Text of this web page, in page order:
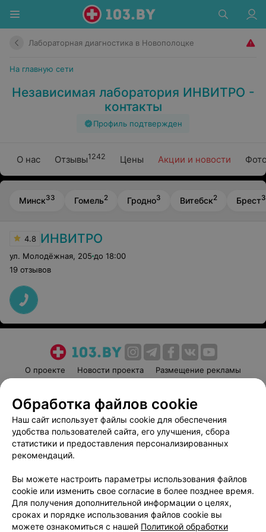
Лабораторная диагностика в Новополоцке
На главную сети
Независимая лаборатория ИНВИТРО -
контакты
Профиль подтвержден
О нас Отзывы1242 Цены Акции и новости
Минск33 Гомель2 Гродно3 Витебск2 Брест3
4.8 ИНВИТРО
ул. Молодёжная 205 до 18:00
19 отзывов
О проекте Новости проекта
Размещение рекламы
Пользовательское соглашение
Способы оплаты
Вакансии
Партнеры
Написать руководителю 103.by
Обработка персональных данных
Обработка файлов cookie
Наш сайт использует файлы cookie для обеспечения
удобства пользователей сайта, его улучшения, сбора
статистики и предоставления персонализированных
рекомендаций.
Вы можете настроить параметры использования файлов
cookie или изменить свое согласие в более позднее время.
Для получения дополнительной информации о целях,
сроках и порядке использования файлов cookie вы
можете ознакомиться с нашей Политикой обработки